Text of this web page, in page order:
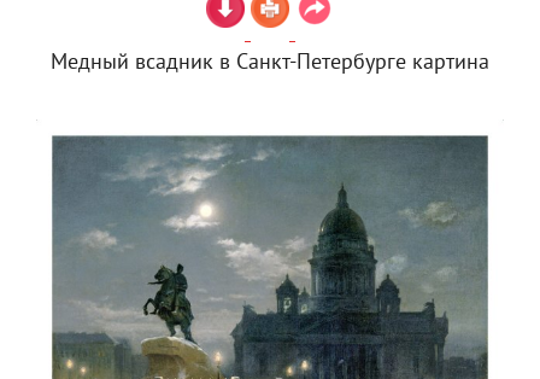
Медный всадник в Санкт-Петербурге картина